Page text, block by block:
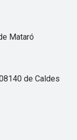
Mataró
de Caldes